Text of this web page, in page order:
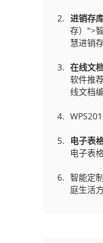
进销存
存）">
慧进销存
在线文
软件推
线文档
电子表
电子表
智能定
庭生活